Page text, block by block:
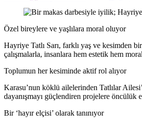
Özel bireylere ve yaşlılara moral oluyor
Hayriye Tatlı Sarı, farklı yaş ve kesimden
çalışmalarla, insanlara hem estetik hem
Toplumun her kesiminde aktif rol alıyor
Karasu’nun köklü ailelerinden Tatlılar
dayanışmayı güçlendiren projelere öncülük
Bir ‘hayır elçisi’ olarak tanınıyor